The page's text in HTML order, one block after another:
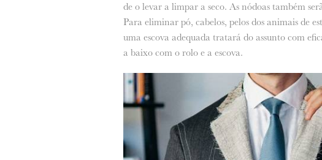
de o levar a limpar a seco. As nódoas também
Para eliminar pó, cabelos, pelos dos animais de
uma escova adequada tratará do assunto com
a baixo com o rolo e a escova.